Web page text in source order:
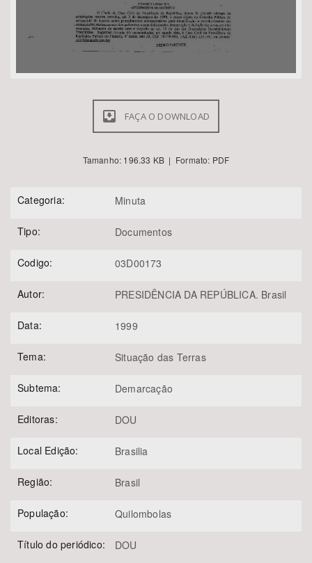
FAÇA O DOWNLOAD
Tamanho: 196.33 KB | Formato: PDF
Categoria: Minuta
Tipo: Documentos
Codigo: 03D00173
Autor: PRESIDÊNCIA DA REPÚBLICA. Brasil
Data: 1999
Tema: Situação das Terras
Subtema: Demarcação
Editoras: DOU
Local Edição: Brasilia
Região: Brasil
População: Quilombolas
Título do periódico: DOU